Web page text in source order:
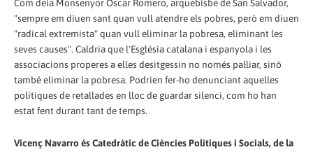
Com deia Monsenyor Óscar Romero, arquebisbe de San Salvador,
"sempre em diuen sant quan vull atendre els pobres, però em diuen
"radical extremista" quan vull eliminar la pobresa, eliminant les
seves causes". Caldria que l'Església catalana i espanyola i les
associacions properes a elles desitgessin no només pal·liar, sinó
també eliminar la pobresa. Podrien fer-ho denunciant aquelles
polítiques de retallades en lloc de guardar silenci, com ho han
estat fent durant tant de temps.
Vicenç Navarro és Catedràtic de Ciències Polítiques i Socials, de la